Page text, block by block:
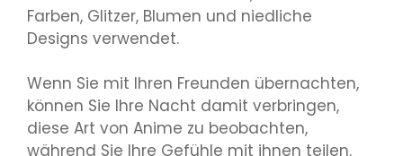
Farben, Glitzer, Blumen und niedliche
Designs verwendet.
Wenn Sie mit Ihren Freunden übernachten,
können Sie Ihre Nacht damit verbringen,
diese Art von Anime zu beobachten,
während Sie Ihre Gefühle mit ihnen teilen.